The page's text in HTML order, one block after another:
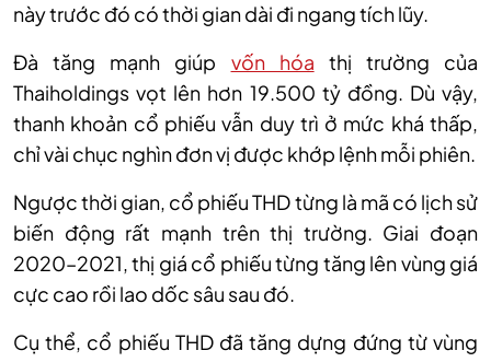
này trước đó có thời gian dài đi ngang tích lũy.
Đà tăng mạnh giúp vốn hóa thị trường của
Thaiholdings vọt lên hơn 19.500 tỷ đồng. Dù vậy,
thanh khoản cổ phiếu vẫn duy trì ở mức khá thấp,
chỉ vài chục nghìn đơn vị được khớp lệnh mỗi phiên.
Ngượcthời gian, cổ phiếuTHD từng là mã có lịch sử
biến động rất mạnh trên thị trường. Giai đoạn
2020–2021, thị giá cổ phiếutừng tăng lên vùng giá
cực cao rồi lao dốc sâu sau đó.
Cụthể, cổ phiếu THD đãtăng dựng đứng từ vùng